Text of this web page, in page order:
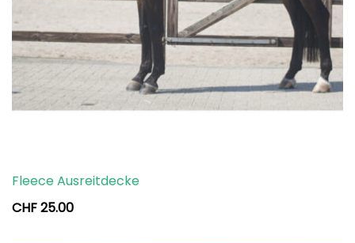
Fleece Ausreitdecke
CHF25.00